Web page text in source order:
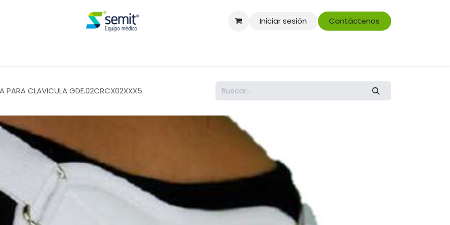
Iniciar sesión Contáctenos
PARA CLAVICULA GDE.02CRCX02XXX5